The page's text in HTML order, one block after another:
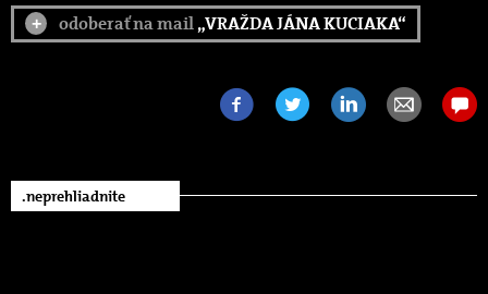
+ odoberať na mail„VRAŽDA JÁNA KUCIAKA“
.neprehliadnite